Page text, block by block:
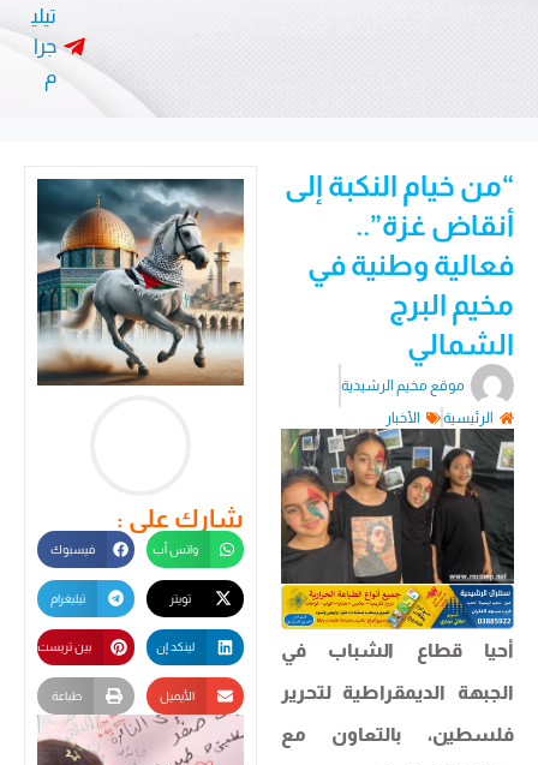
تيلي
جرا
“من خيام النكبة إلى
أنقاض غزة”..
فعالية وطنية في
مخيم البرج
الشمالي
موقع مخيم الرشيدية
الرئيسية
الأخبار
أحيا قطاع الشباب في
الجبهة الديمقراطية لتحرير
فلسطين، بالتعاون مع
شارك على :
واتس أب فيسبوك
تيليغرام
لينكد إن بين تريست
الأيميل طباعة